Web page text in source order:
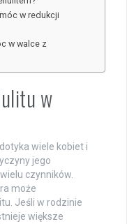
w redukcji
w walce z
w
wiele kobiet i
jego
czynników.
może
Jeśli w rodzinie
większe